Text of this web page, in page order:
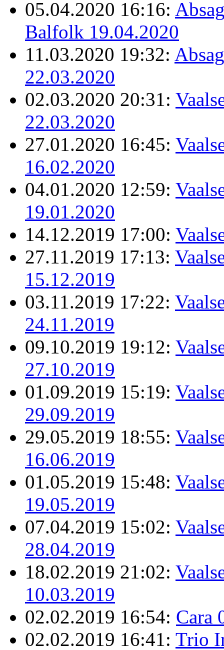
05.04.2020 16:16:
Balfolk 19.04.2020
11.03.2020 19:32:
22.03.2020
02.03.2020 20:31:
22.03.2020
27.01.2020 16:45:
16.02.2020
04.01.2020 12:59:
19.01.2020
14.12.2019 17:00:
27.11.2019 17:13:
15.12.2019
03.11.2019 17:22:
24.11.2019
09.10.2019 19:12:
27.10.2019
01.09.2019 15:19:
29.09.2019
29.05.2019 18:55:
16.06.2019
01.05.2019 15:48:
19.05.2019
07.04.2019 15:02:
28.04.2019
18.02.2019 21:02:
10.03.2019
02.02.2019 16:54: Cara
02.02.2019 16:41: Trio